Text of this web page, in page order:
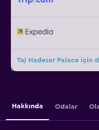
Taj Nadesar Palace için
Hakkında Odalar